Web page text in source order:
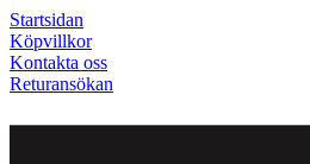
Startsidan
Köpvillkor
Kontakta oss
Returansökan